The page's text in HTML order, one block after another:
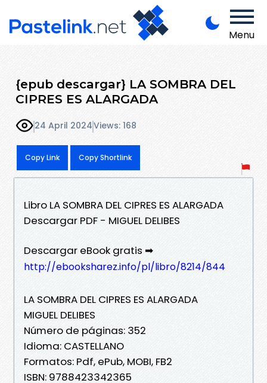
Menu
{epub descargar} LA SOMBRA DEL
CIPRES ES ALARGADA
24 April 2024Views: 168
Copy Link Copy Shortlink
Libro LA SOMBRA DEL CIPRES ES ALARGADA
Descargar PDF - MIGUEL DELIBES
Descargar eBook gratis ➡
http://ebooksharez.info/pl/libro/8214/844
LA SOMBRA DEL CIPRES ES ALARGADA
MIGUEL DELIBES
Número de páginas: 352
Idioma: CASTELLANO
Formatos: Pdf, ePub, MOBI, FB2
ISBN: 9788423342365